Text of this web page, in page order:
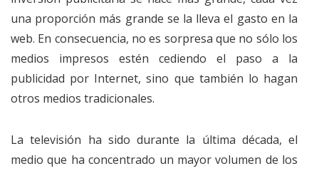
una proporción más grande se la lleva el gasto en la
web. En consecuencia, no es sorpresa que no sólo los
medios impresos estén cediendo el paso a la
publicidad por Internet, sino que también lo hagan
otros medios tradicionales.
La televisión ha sido durante la última década, el
medio que ha concentrado un mayor volumen de los